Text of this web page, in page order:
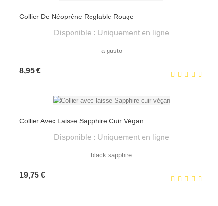
Collier De Néoprène Reglable Rouge
Disponible : Uniquement en ligne
a-gusto
8,95 €Prix
Collier Avec Laisse Sapphire Cuir Végan
Disponible : Uniquement en ligne
black sapphire
19,75 €Prix